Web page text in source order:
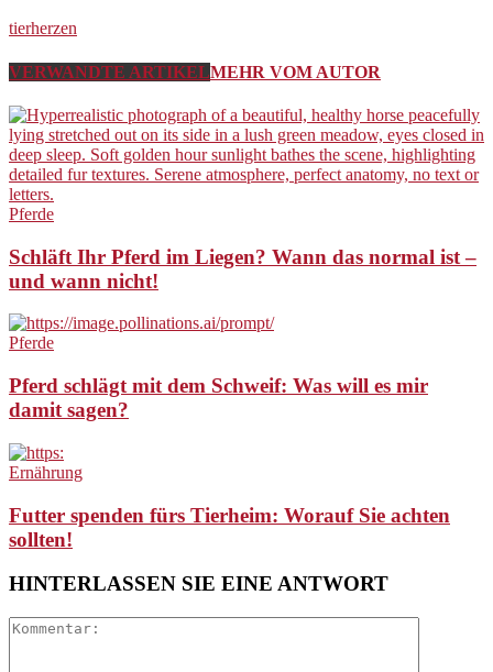
tierherzen
VERWANDTE ARTIKELMEHR VOM AUTOR
Pferde
Schläft Ihr Pferd im Liegen? Wann das normal ist –
und wann nicht!
Pferde
Pferd schlägt mit dem Schweif: Was will es mir
damit sagen?
Ernährung
Futter spenden fürs Tierheim: Worauf Sie achten
sollten!
HINTERLASSEN SIE EINE ANTWORT